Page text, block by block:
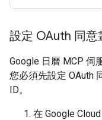
設定 OAuth 同意
Google 日曆 MCP 伺
您必須先設定 OAuth
ID。
在 Google